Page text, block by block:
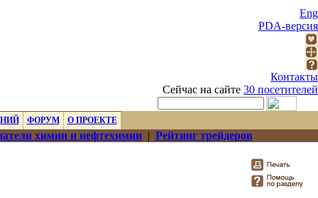
Eng
PDA-версия
Контакты
Сейчас на сайте 30 посетителей
ФОРУМ О ПРОЕКТЕ
химии и нефтехимии| Рейтинг трейдеров